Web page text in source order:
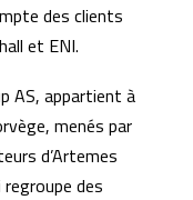
des clients
et ENI.
AS, appartient à
menés par
d’Artemes
regroupe des